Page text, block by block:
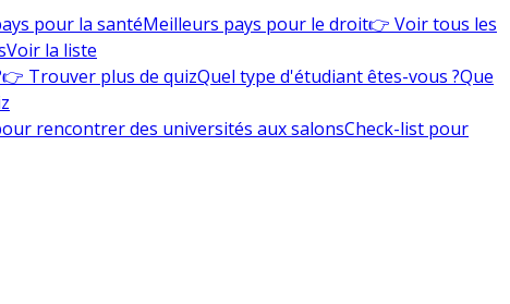
pour la santéMeilleurs pays pour le droit👉 Voir tous les
Voir la liste
👉 Trouver plus de quizQuel type d'étudiant êtes-vous ?Que
rencontrer des universités aux salonsCheck-list pour